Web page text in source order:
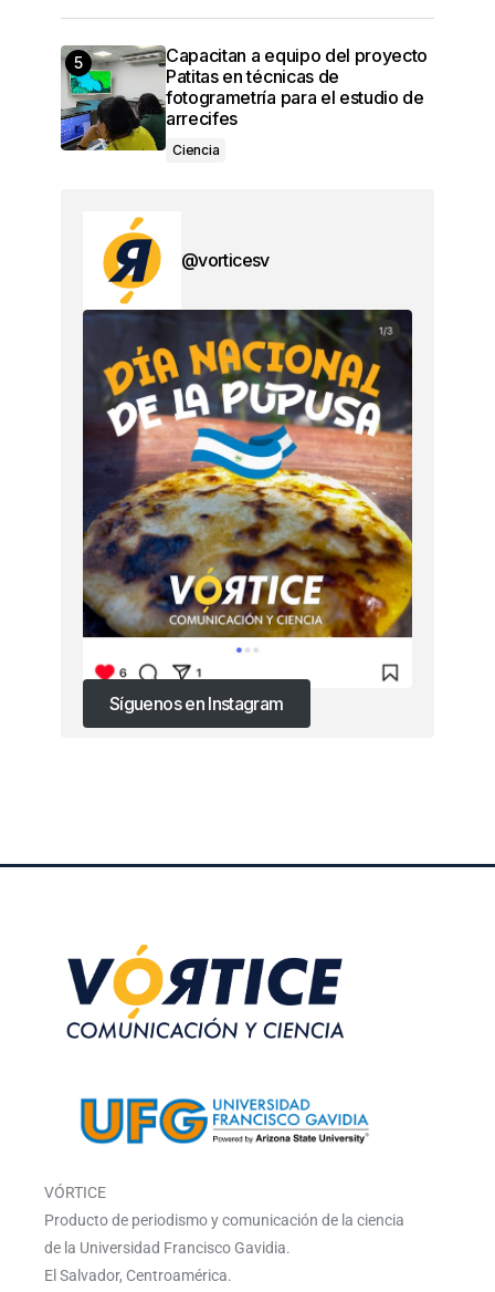
Capacitan a equipo del proyecto
Patitas en técnicas de
fotogrametría para el estudio de
arrecifes
Ciencia
@vorticesv
Síguenos en Instagram
VÓRTICE
Producto de periodismo y comunicación de la ciencia
de la Universidad Francisco Gavidia.
El Salvador, Centroamérica.